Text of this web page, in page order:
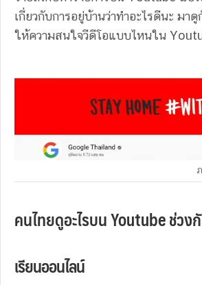
เกี่ยวกับการอยู่บ้านว่าทำอะไรดีนะ มา
ให้ความสนใจวีดีโอแบบไหนใน
คนไทยดูอะไรบน Youtube ช่ว
เรียนออนไลน์